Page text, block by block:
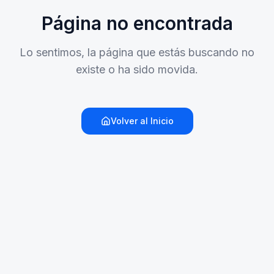
Página no encontrada
Lo sentimos, la página que estás buscando no
existe o ha sido movida.
Volver al Inicio